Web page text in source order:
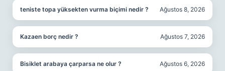
teniste topa yüksekten vurma biçimi nedir ? Ağustos 8, 2026
Kazaen borç nedir ? Ağustos 7, 2026
Bisiklet arabaya çarparsa ne olur ? Ağustos 6, 2026